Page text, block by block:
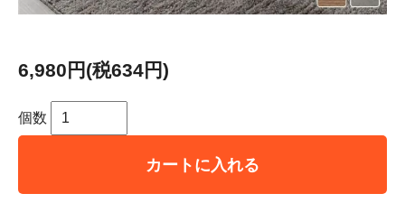
6,980円(税634円)
個数
カートに入れる